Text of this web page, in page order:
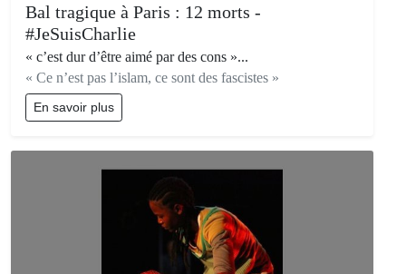
Bal tragique à Paris : 12 morts -
#JeSuisCharlie
« c’est dur d’être aimé par des cons »...
« Ce n’est pas l’islam, ce sont des fascistes »
En savoir plus